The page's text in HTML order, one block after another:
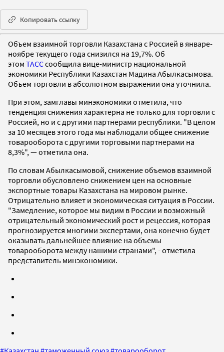
Копировать ссылку
Объем взаимной торговли Казахстана с Россией в январе-
ноябре текущего года снизился на 19,7%. Об
этом ТАССсообщила вице-министр национальной
экономики Республики Казахстан Мадина Абылкасымова.
Объем торговли в абсолютном выражении она уточнила.
При этом, замглавы минэкономики отметила, что
тенденция снижения характерна не только для торговли с
Россией, но и с другими партнерами республики. "В целом
за 10 месяцев этого года мы наблюдали общее снижение
товарооборота с другими торговыми партнерами на
8,3%", — отметила она.
По словам Абылкасымовой, снижение объемов взаимной
торговли обусловлено снижением цен на основные
экспортные товары Казахстана на мировом рынке.
Отрицательно влияет и экономическая ситуация в России.
"Замедление, которое мы видим в России и возможный
отрицательный экономический рост и рецессия, которая
прогнозируется многими экспертами, она конечно будет
оказывать дальнейшее влияние на объемы
товарооборота между нашими странами", - отметила
представитель минэкономики.